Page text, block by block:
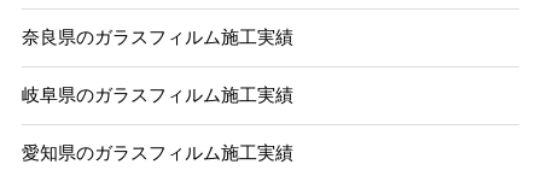
奈良県のガラスフィルム施工実績
岐阜県のガラスフィルム施工実績
愛知県のガラスフィルム施工実績